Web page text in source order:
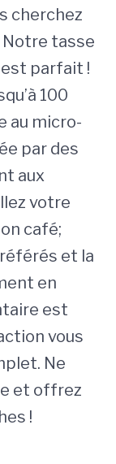
cherchez
Notre tasse
parfait !
100
au micro-
par des
aux
votre
café;
et la
en
est
vous
Ne
et offrez
!